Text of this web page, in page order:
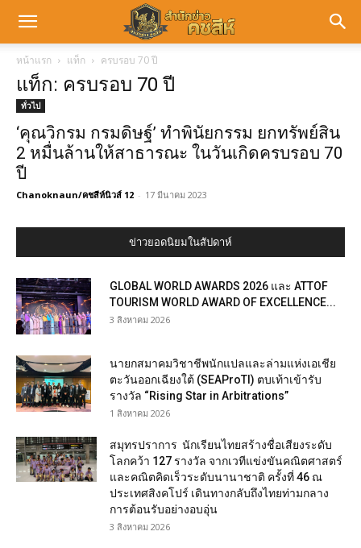
หน้าแรก แท็ก ครบรอบ 70 ปี
แท็ก: ครบรอบ 70 ปี
ทั่วไป
‘คุณวิกรม กรมดิษฐ์’ ทำพินัยกรรม ยกทรัพย์สิน
2 หมื่นล้านให้สาธารณะ ในวันเกิดครบรอบ 70
ปี
Chanoknaun/คชสีห์นิวส์ 12 - 17 มีนาคม 2023
ข่าวยอดนิยมในสัปดาห์
GLOBAL WORLD AWARDS 2026 และ ATTOF
TOURISM WORLD AWARD OF EXCELLENCE...
3 สิงหาคม 2026
นายกสมาคมวิชาชีพนักแปลและล่ามแห่งเอเชีย
ตะวันออกเฉียงใต้ (SEAProTI) ตบเท้าเข้ารับ
รางวัล “Rising Star in Arbitrations”
1 สิงหาคม 2026
สมุทรปราการ นักเรียนไทยสร้างชื่อเสียงระดับ
โลกคว้า 127 รางวัล จากเวทีแข่งขันคณิตศาสตร์
และคณิตคิดเร็วระดับนานาชาติ ครั้งที่ 46 ณ
ประเทศสิงคโปร์ เดินทางกลับถึงไทยท่ามกลาง
การต้อนรับอย่างอบอุ่น
3 สิงหาคม 2026